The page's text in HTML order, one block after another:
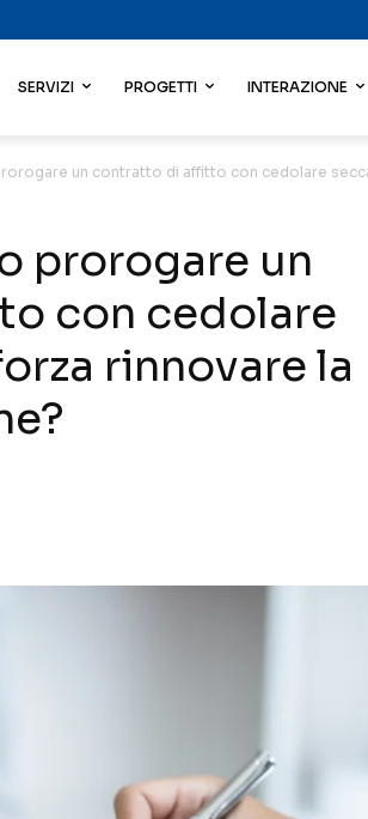
SERVIZI PROGETTI INTERAZIONE
un contratto di affitto con cedolare
prorogare un
con cedolare
rinnovare la